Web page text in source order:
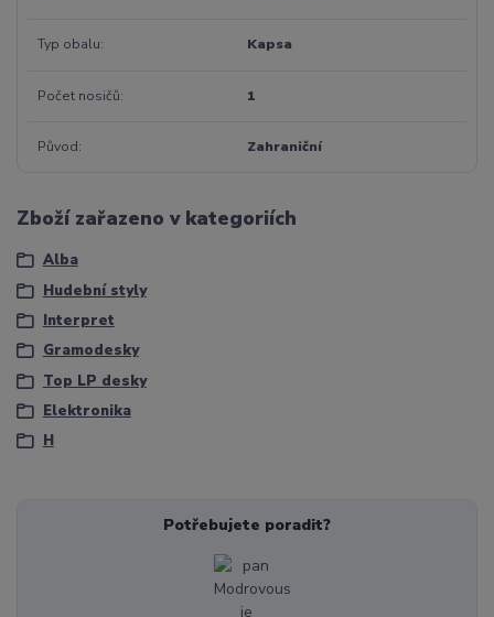
Typ obalu Kapsa
Počet nosičů 1
Původ Zahraniční
Zboží zařazeno v kategoriích
Alba
Hudební styly
Interpret
Gramodesky
Top LP desky
Elektronika
H
Potřebujete poradit?